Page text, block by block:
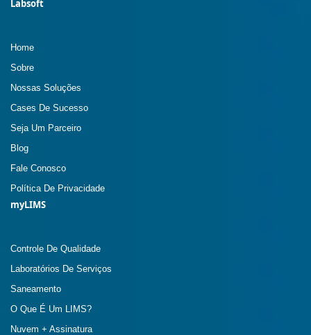
Labsoft
Home
Sobre
Nossas Soluções
Cases De Sucesso
Seja Um Parceiro
Blog
Fale Conosco
Política De Privacidade
myLIMS
Controle De Qualidade
Laboratórios De Serviços
Saneamento
O Que É Um LIMS?
Nuvem + Assinatura